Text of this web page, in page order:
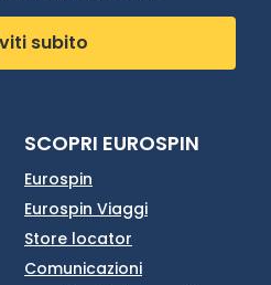
subito
SCOPRI EUROSPIN
Eurospin
Eurospin Viaggi
Store locator
Comunicazioni